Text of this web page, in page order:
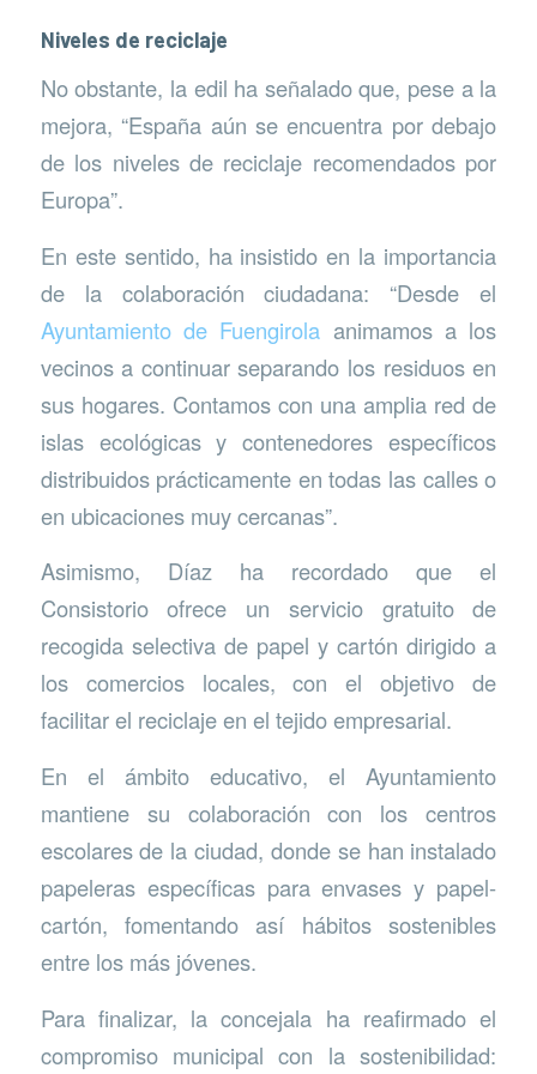
Niveles de reciclaje
No obstante, la edil ha señalado que, pese a la
mejora, “España aún se encuentra por debajo
de los niveles de reciclaje recomendados por
Europa”.
En este sentido, ha insistido en la importancia
de la colaboración ciudadana: “Desde el
Ayuntamiento de Fuengirola animamos a los
vecinos a continuar separando los residuos en
sus hogares. Contamos con una amplia red de
islas ecológicas y contenedores específicos
distribuidos prácticamente en todas las calles o
en ubicaciones muy cercanas”.
Asimismo, Díaz ha recordado que el
Consistorio ofrece un servicio gratuito de
recogida selectiva de papel y cartón dirigido a
los comercios locales, con el objetivo de
facilitar el reciclaje en el tejido empresarial.
En el ámbito educativo, el Ayuntamiento
mantiene su colaboración con los centros
escolares de la ciudad, donde se han instalado
papeleras específicas para envases y papel-
cartón, fomentando así hábitos sostenibles
entre los más jóvenes.
Para finalizar, la concejala ha reafirmado el
compromiso municipal con la sostenibilidad: